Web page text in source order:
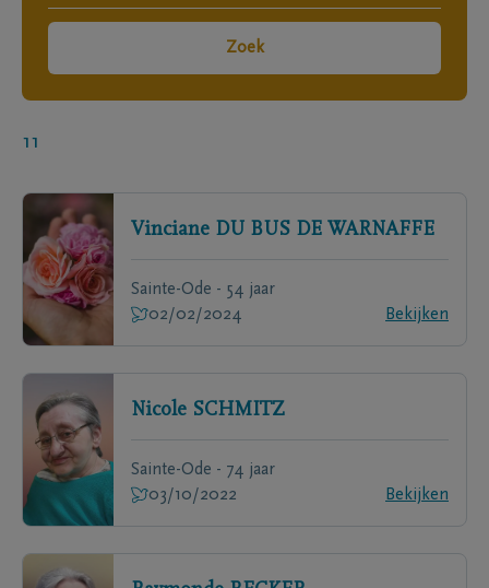
Zoek
11
Vinciane DU BUS DE WARNAFFE
Sainte-Ode - 54 jaar
02/02/2024
Bekijken
Nicole SCHMITZ
Sainte-Ode - 74 jaar
03/10/2022
Bekijken